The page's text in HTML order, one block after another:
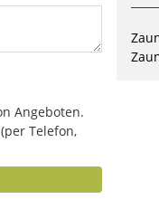
Angeboten.
Telefon,